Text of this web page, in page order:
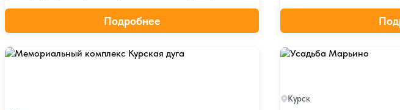
Подробнее
Мемориальный комплекс Курская дуга Усадьба Марьино
Курск